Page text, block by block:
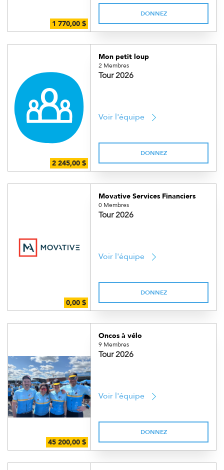
DONNEZ
Mon petit loup
2 Membres
Tour 2026
Voir l'équipe
DONNEZ
Movative Services Financiers
0 Membres
Tour 2026
Voir l'équipe
DONNEZ
Oncos à vélo
9 Membres
Tour 2026
Voir l'équipe
DONNEZ